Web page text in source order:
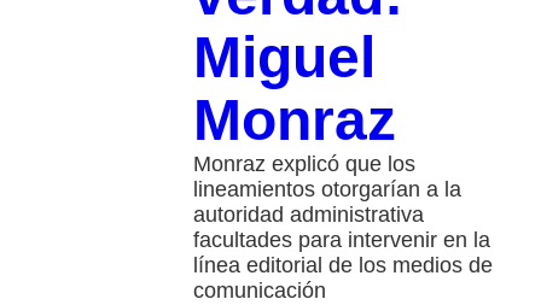
Miguel
Monraz
Monraz explicó que los
lineamientos otorgarían a la
autoridad administrativa
facultades para intervenir en la
línea editorial de los medios de
comunicación